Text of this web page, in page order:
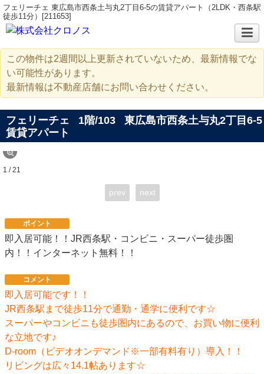
フェリーチェ 東広島市西条土与丸2丁目6-5の賃貸アパート（2LDK・西条駅
徒歩11分）[211653]
この物件は2週間以上更新されていないため、最新情報でな
い可能性があります。
最新情報は不動産店舗にお問い合わせください。
フェリーチェ 1階/103
東広島市西条土与丸2丁目6-5
賃貸アパート
1 / 21
prev next
ポイント
即入居可能！！JR西条駅・コンビニ・スーパー徒歩圏
内！！インターネット無料！！
コメント
即入居可能です！！
JR西条駅まで徒歩11分で通勤・通学に便利です☆
スーパーやコンビニも徒歩圏内にあるので、お買い物に便利
な立地です♪
D-room（ビデオオンデマンド※一部有料有り）導入！！
リビングは広々14.1帖あります☆